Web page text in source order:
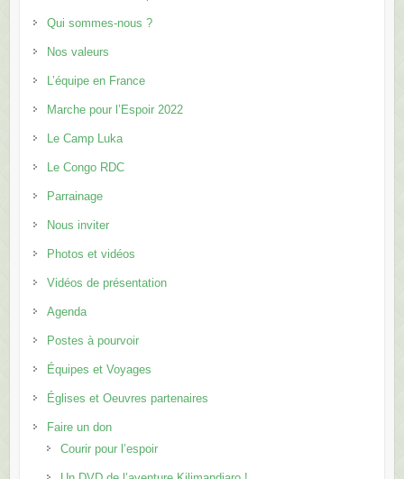
Qui sommes-nous ?
Nos valeurs
L’équipe en France
Marche pour l’Espoir 2022
Le Camp Luka
Le Congo RDC
Parrainage
Nous inviter
Photos et vidéos
Vidéos de présentation
Agenda
Postes à pourvoir
Équipes et Voyages
Églises et Oeuvres partenaires
Faire un don
Courir pour l’espoir